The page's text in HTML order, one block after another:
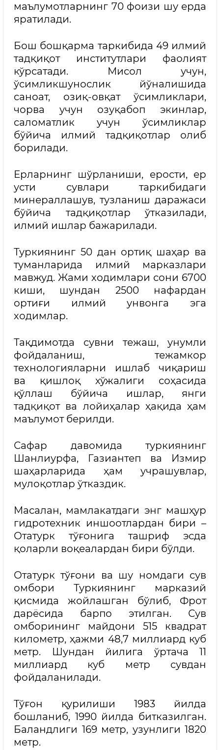
маълумотларнинг 70 фоизи шу ерда
яратилади.
Бош бошқарма таркибида 49 илмий
тадқиқот институтлари фаолият
кўрсатади. Мисол учун,
ўсимликшунослик йўналишида
саноат, озиқ-овқат ўсимликлари,
чорва учун озуқабоп экинлар,
саломатлик учун ўсимликлар
бўйича илмий тадқиқотлар олиб
борилади.
Ерларнинг шўрланиши, ерости, ер
усти сувлари таркибидаги
минераллашув, тузланиш даражаси
бўйича тадқиқотлар ўтказилади,
илмий ишлар бажарилади.
Туркиянинг 50 дан ортиқ шаҳар ва
туманларида илмий марказлари
мавжуд. Жами ходимлари сони 6700
киши, шундан 2500 нафардан
ортиғи илмий унвонга эга
ходимлар.
Тақдимотда сувни тежаш, унумли
фойдаланиш, тежамкор
технологияларни ишлаб чиқариш
ва қишлоқ хўжалиги соҳасида
қўллаш бўйича ишлар, янги
тадқиқот ва лойиҳалар ҳақида ҳам
маълумот берилди.
Сафар давомида туркиянинг
Шанлиурфа, Газиантеп ва Измир
шаҳарларида ҳам учрашувлар,
мулоқотлар ўтказдик.
Масалан, мамлакатдаги энг машҳур
гидротехник иншоотлардан бири –
Отатурк тўғонига ташриф эсда
қоларли воқеалардан бири бўлди.
Отатурк тўғони ва шу номдаги сув
омбори Туркиянинг марказий
қисмида жойлашган бўлиб, Фрот
дарёсида барпо этилган. Сув
омборининг майдони 515 квадрат
километр, ҳажми 48,7 миллиард куб
метр. Шундан йилига ўртача 11
миллиард куб метр сувдан
фойдаланилади.
Тўғон қурилиши 1983 йилда
бошланиб, 1990 йилда битказилган.
Баландлиги 169 метр, узунлиги 1820
метр.